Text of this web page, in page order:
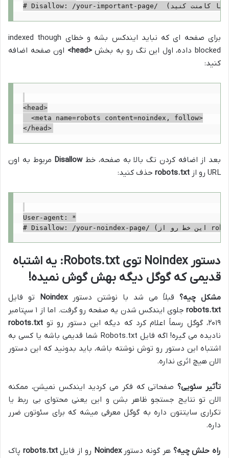
برای صفحه ای که نباید ایندکس بشه و خطای indexed though
blocked داده، اول این تگ رو به بخش
<head>
اون صفحه اضافه
کنید:
<head>
  <meta name=robots content=noindex, follow>
</head>
بعد از اضافه کردن تگ بالا به صفحه، خطDisallow مربوط به اون
URL رو از
robots.txt حذف کنید:
User-agent: *
دستورNoindex
توی Robots.txt: یه اشتباه
قدیمی که گوگل دیگه بهش گوش نمیده!
مشکل چیه؟ قبلاً می شد با نوشتن دستورNoindex تو فایل
robots.txt
جلوی ایندکس شدن یه صفحه رو گرفت. اما از ۱ سپتامبر
۲۰۱۹، گوگل رسماً اعلام کرد که دیگه این دستور رو تو
robots.txt
نادیده می گیره! اگه فایل Robots.txt شما قدیمی باشه یا کسی به
اشتباه این دستور رو توش نوشته باشه، باید بدونید که این دستور
الان هیچ اثری نداره.
تأثیر سئویی؟صفحاتی که فکر می کردید ایندکس نمیشن، ممکنه
الان تو نتایج جستجو ظاهر بشن و این یعنی محتوای بی ربط یا
تکراری سایتتون داره به گوگل معرفی میشه که برای سئوتون ضرر
داره.
راه حلش چیه؟ هر گونه دستورNoindex رو از فایلrobots.txt پاک